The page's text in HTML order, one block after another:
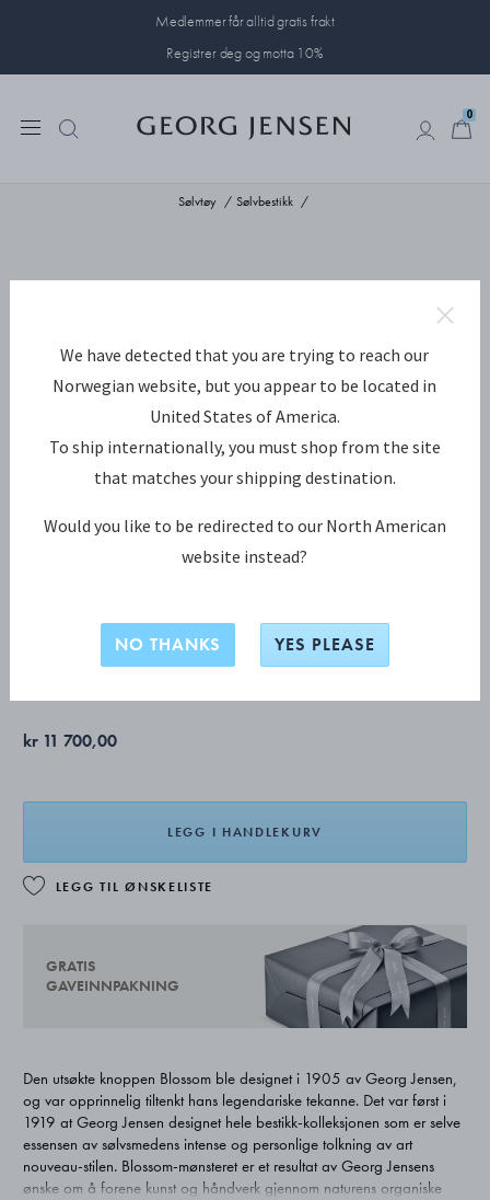
Medlemmer får alltid gratis frakt
Registrer deg og motta 10%
0
Sølvtøy Sølvbestikk
STERLINGSØLV
kr 11 700,00
LEGG I HANDLEKURV
LEGG TIL ØNSKELISTE
GRATIS
GAVEINNPAKNING
Den utsøkte knoppen Blossom ble designet i 1905 av Georg Jensen,
og var opprinnelig tiltenkt hans legendariske tekanne. Det var først i
1919 at Georg Jensen designet hele bestikk-kolleksjonen som er selve
essensen av sølvsmedens intense og personlige tolkning av art
nouveau-stilen. Blossom-mønsteret er et resultat av Georg Jensens
ønske om å forene kunst og håndverk gjennom naturens organiske
We have detected that you are trying to reach our
Norwegian website, but you appear to be located in
United States of America.
To ship internationally, you must shop from the site
that matches your shipping destination.
Would you like to be redirected to our North American
website instead?
NO THANKS YES PLEASE